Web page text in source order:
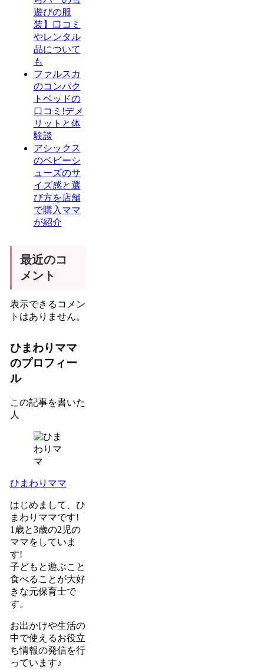
遊びの服
装】口コミ
やレンタル
品について
も
ファルスカ
のコンパク
トベッドの
口コミ!デメ
リットと体
験談
アシックス
のベビーシ
ューズのサ
イズ感と選
び方を店舗
で購入ママ
が紹介
最近のコ
メント
表示できるコメン
トはありません。
ひまわりママ
のプロフィー
ル
この記事を書いた
人
ひまわりママ
はじめまして、ひ
まわりママです!
1歳と3歳の2児の
ママをしていま
す!
子どもと遊ぶこと
食べることが大好
きな元保育士で
す。
お出かけや生活の
中で使えるお役立
ち情報の発信を行
っています♪